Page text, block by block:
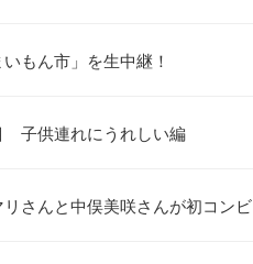
もん市」を生中継！
子供連れにうれしい編
さんと中俣美咲さんが初コンビ